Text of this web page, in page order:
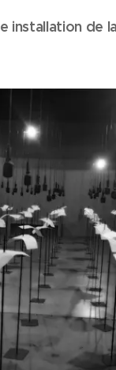
installation de